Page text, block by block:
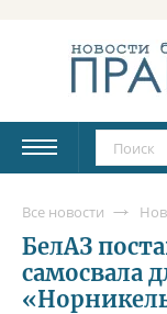
Все новости
БелАЗ
самосвала